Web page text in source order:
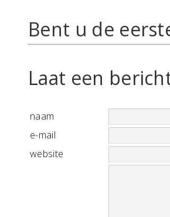
Bent u de
Laat een
naam
e-mail
website